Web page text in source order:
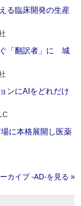
る臨床開発の生産
ぐ「翻訳者」に 城
ンにAIをどれだけ
に本格展開し医薬
カイブ ‐AD‐を見る »